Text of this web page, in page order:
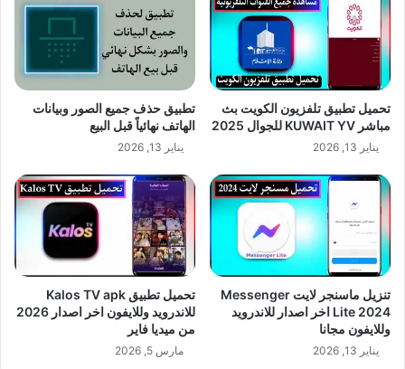
تحميل تطبيق تلفزيون الكويت بث
مباشر KUWAIT YV للجوال 2025
يناير 13, 2026
تطبيق حذف جميع الصور وبيانات
الهاتف نهائياً قبل البيع
يناير 13, 2026
تنزيل ماسنجر لايت Messenger
Lite 2024 اخر اصدار للاندرويد
وللايفون مجانا
يناير 13, 2026
تحميل تطبيق Kalos TV apk
للاندرويد وللايفون اخر اصدار 2026
من ميديا فاير
مارس 5, 2026